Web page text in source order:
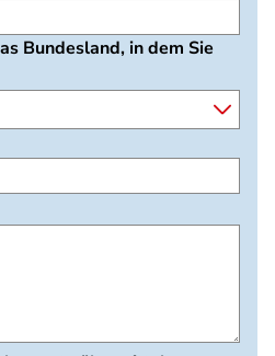
Bundesland, in dem Sie